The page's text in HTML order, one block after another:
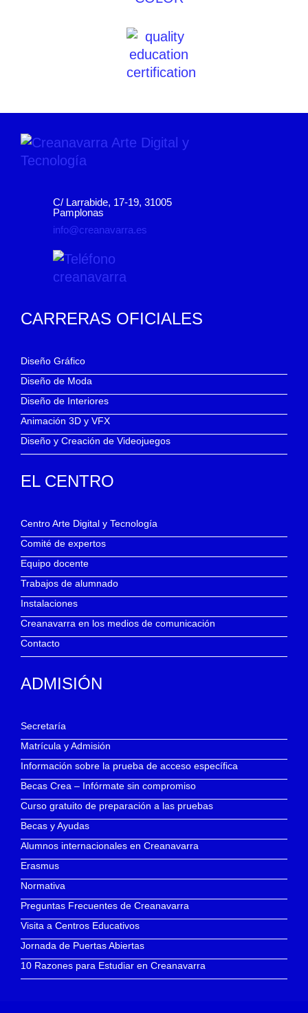
C/ Larrabide, 17-19, 31005
Pamplonas
info@creanavarra.es
CARRERAS OFICIALES
Diseño Gráfico
Diseño de Moda
Diseño de Interiores
Animación 3D y VFX
Diseño y Creación de Videojuegos
EL CENTRO
Centro Arte Digital y Tecnología
Comité de expertos
Equipo docente
Trabajos de alumnado
Instalaciones
Creanavarra en los medios de comunicación
Contacto
ADMISIÓN
Secretaría
Matrícula y Admisión
Información sobre la prueba de acceso específica
Becas Crea – Infórmate sin compromiso
Curso gratuito de preparación a las pruebas
Becas y Ayudas
Alumnos internacionales en Creanavarra
Erasmus
Normativa
Preguntas Frecuentes de Creanavarra
Visita a Centros Educativos
Jornada de Puertas Abiertas
10 Razones para Estudiar en Creanavarra